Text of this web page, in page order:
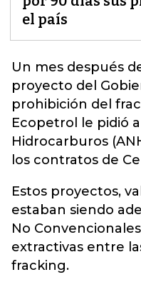
el país
Un mes después
proyecto del
prohibición del
Ecopetrol le pidió
Hidrocarburos
los contratos de
Estos proyectos,
estaban siendo
No
extractivas entre
fracking.